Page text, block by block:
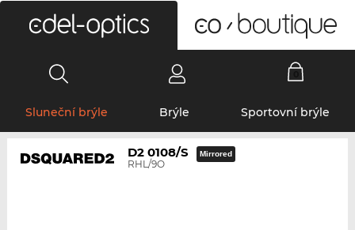
Sluneční brýle Brýle Sportovní brýle
D2 0108/S
RHL/9O
Mirrored